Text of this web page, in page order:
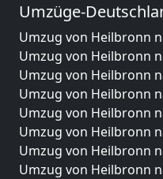
Umzüge-
Umzug von Heilbronn
Umzug von Heilbronn
Umzug von Heilbronn
Umzug von Heilbronn
Umzug von Heilbronn
Umzug von Heilbronn
Umzug von Heilbronn
Umzug von Heilbronn